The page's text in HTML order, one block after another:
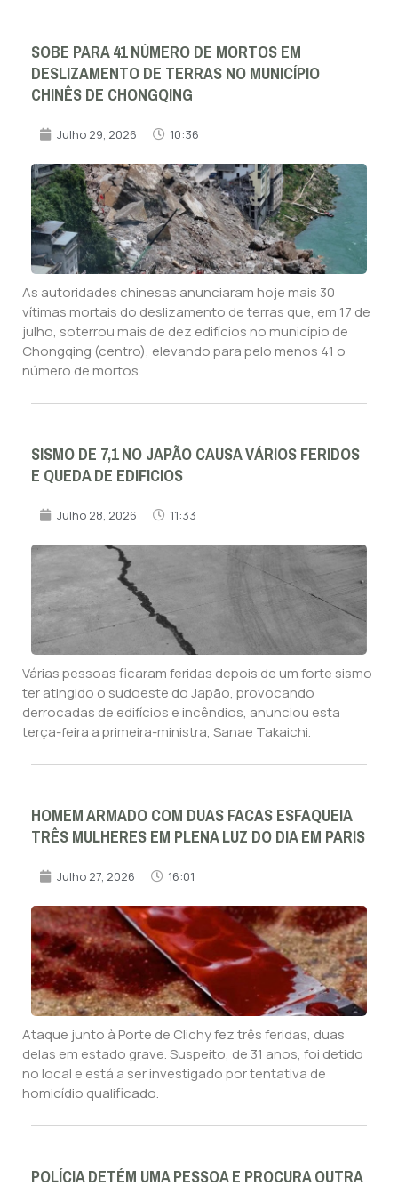
SOBE PARA 41 NÚMERO DE MORTOS EM
DESLIZAMENTO DE TERRAS NO MUNICÍPIO
CHINÊS DE CHONGQING
Julho 29, 2026 10:36
As autoridades chinesas anunciaram hoje mais 30
vítimas mortais do deslizamento de terras que, em 17 de
julho, soterrou mais de dez edifícios no município de
Chongqing (centro), elevando para pelo menos 41 o
número de mortos.
SISMO DE 7,1 NO JAPÃO CAUSA VÁRIOS FERIDOS
E QUEDA DE EDIFICIOS
Julho 28, 2026 11:33
Várias pessoas ficaram feridas depois de um forte sismo
ter atingido o sudoeste do Japão, provocando
derrocadas de edifícios e incêndios, anunciou esta
terça-feira a primeira-ministra, Sanae Takaichi.
HOMEM ARMADO COM DUAS FACAS ESFAQUEIA
TRÊS MULHERES EM PLENA LUZ DO DIA EM PARIS
Julho 27, 2026 16:01
Ataque junto à Porte de Clichy fez três feridas, duas
delas em estado grave. Suspeito, de 31 anos, foi detido
no local e está a ser investigado por tentativa de
homicídio qualificado.
POLÍCIA DETÉM UMA PESSOA E PROCURA OUTRA